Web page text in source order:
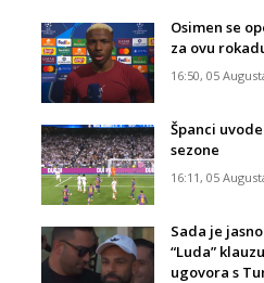
Osimen se
za ovu
16:50, 05
Španci
sezone
16:11, 05
Sada je
“Luda”
ugovora s